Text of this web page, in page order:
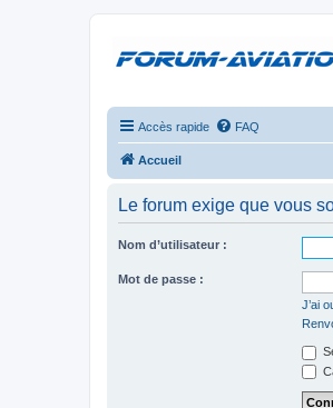
Accès rapide FAQ
Accueil
Le forum exige que vous
Nom d’utilisateur :
Mot de passe :
J’ai